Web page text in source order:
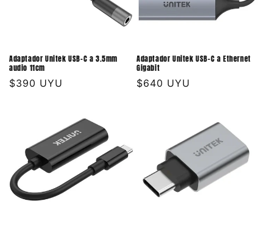
Adaptador Unitek USB-C a 3.5mm
audio 11cm
Precio
$390 UYU
Adaptador Unitek USB-C a Ethernet
Gigabit
Precio
$640 UYU